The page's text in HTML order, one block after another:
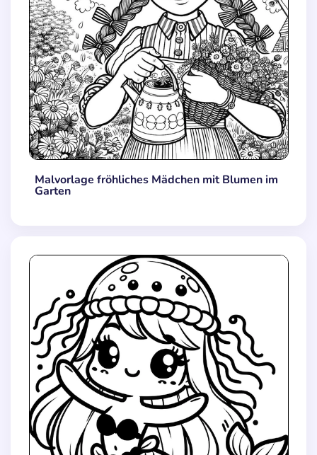
Malvorlage fröhliches Mädchen mit Blumen im
Garten